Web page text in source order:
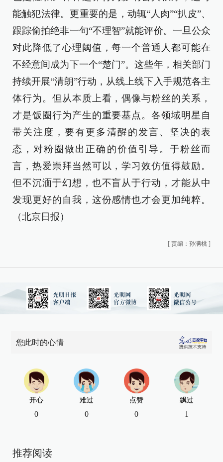
能触犯法律。更重要的是，动辄“人肉”“扒皮”、
跟踪偷拍绝非一句“不理智”就能评价。一旦公众
对此降低了心理阈值，每一个普通人都可能在
不经意间成为下一个“楚门”。这些年，相关部门
持续开展“清朗”行动，从线上线下入手规范各主
体行为。但从本质上看，偶像与粉丝的关系，
才是饭圈行为产生的重要基点。各领域明星自
带关注度，要有更多清醒的发言、坚决的表
态，对粉圈做出正确的价值引导。于粉丝而
言，热爱崇拜当然可以，学习效仿值得鼓励。
但不沉湎于幻想，也不盲从于行动，才能从中
发现更好的自我，这份感情也才会更加纯粹。
（北京日报）
[ 责编：孙满桃 ]
您此时的心情
开心
0
难过
0
点赞
0
飘过
1
推荐阅读